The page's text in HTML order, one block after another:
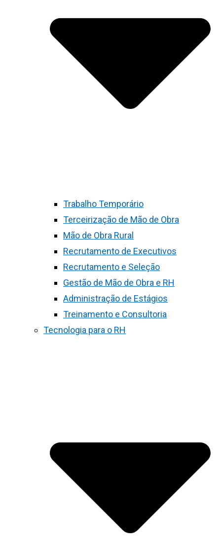
Trabalho Temporário
Terceirização de Mão de Obra
Mão de Obra Rural
Recrutamento de Executivos
Recrutamento e Seleção
Gestão de Mão de Obra e RH
Administração de Estágios
Treinamento e Consultoria
Tecnologia para o RH